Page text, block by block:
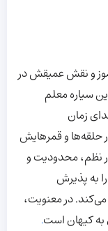
و نقش عمیقش در
سیاره معلم
زمان
حلقه‌ها و قمرهایش
نظم، محدودیت و
به پذیرش
در معنویت،
به کیهان است.